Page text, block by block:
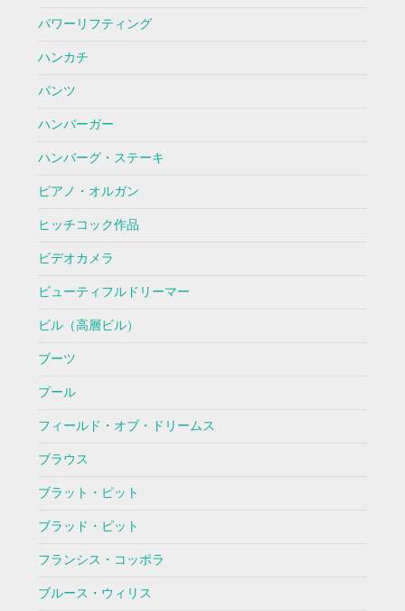
パワーリフティング
ハンカチ
パンツ
ハンバーガー
ハンバーグ・ステーキ
ピアノ・オルガン
ヒッチコック作品
ビデオカメラ
ビューティフルドリーマー
ビル（高層ビル）
ブーツ
プール
フィールド・オブ・ドリームス
ブラウス
ブラット・ピット
ブラッド・ピット
フランシス・コッポラ
ブルース・ウィリス